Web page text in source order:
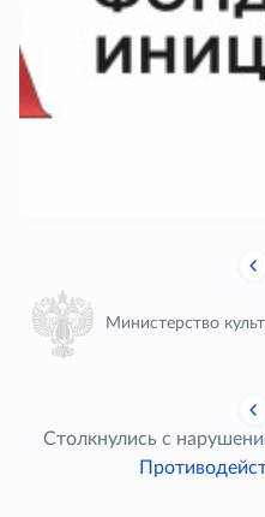
Министерство
Столкнулись с